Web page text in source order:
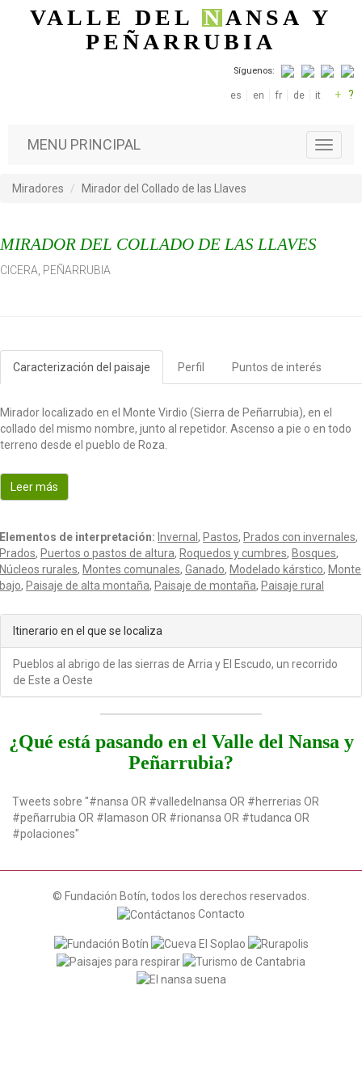
Pasar al contenido principal
VALLE DELNANSA Y
PEÑARRUBIA
Síguenos:
es en fr de it + ?
T
o
MENU PRINCIPAL
Miradores Mirador del Collado de las Llaves
MIRADOR DEL COLLADO DE LAS LLAVES
CICERA PEÑARRUBIA
Caracterización del paisaje Perfil Puntos de interés
Mirador localizado en el Monte Virdio (Sierra de Peñarrubia), en el
collado del mismo nombre, junto al repetidor. Ascenso a pie o en todo
terreno desde el pueblo de Roza.
Leer más
Elementos de interpretación: Invernal , Pastos, Prados con invernales,
Prados, Puertos o pastos de altura, Roquedos y cumbres, Bosques,
Núcleos rurales, Montes comunales, Ganado, Modelado kárstico, Monte
bajo, Paisaje de alta montaña, Paisaje de montaña, Paisaje rural
Itinerario en el que se localiza
Pueblos al abrigo de las sierras de Arria y El Escudo, un recorrido
de Este a Oeste
¿Qué está pasando en el Valle del Nansa y
Peñarrubia?
Tweets sobre "#nansa OR #valledelnansa OR #herrerias OR
#peñarrubia OR #lamason OR #rionansa OR #tudanca OR
#polaciones"
© Fundación Botín, todos los derechos reservados.
Contacto